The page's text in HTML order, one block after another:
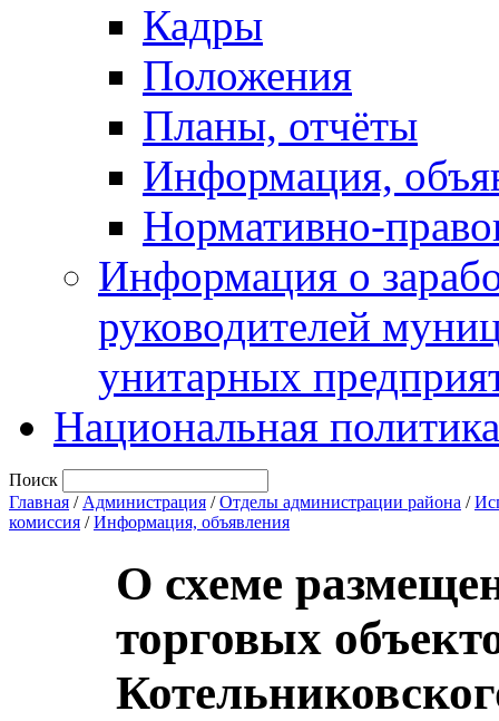
Кадры
Положения
Планы, отчёты
Информация,
Нормативно-
Информация о
руководителей
унитарных
Национальная политика
Поиск
Главная / Администрация /Отделы администрации района /
комиссия /Информация, объявления
О схеме
торговых